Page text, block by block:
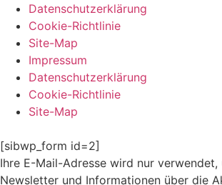
Datenschutzerklärung
Cookie-Richtlinie
Site-Map
Impressum
Datenschutzerklärung
Cookie-Richtlinie
Site-Map
[sibwp_form id=2]
Ihre E-Mail-Adresse wird nur verwendet,
Newsletter und Informationen über die